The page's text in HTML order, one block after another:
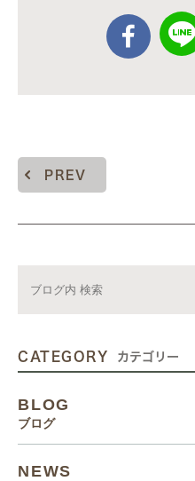
PREV
CATEGORY カテゴリー
BLOG
ブログ
NEWS